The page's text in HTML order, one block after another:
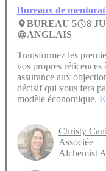
Bureaux de
placeBUREAU 5access_time8
languageANGLAIS
Transformez les
vos propres réticences
assurance aux
décisif qui vous fera
modèle économique.
Christy
Associée
Alchemist